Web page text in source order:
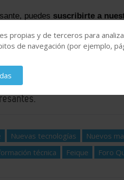
puedes suscribirte a
Química en WhatsApp
,
un solo espacio: la
Nuevas tecnologías Nuevos
técnica Feique Foro
propias y de terceros para
de navegación (por ejemplo,